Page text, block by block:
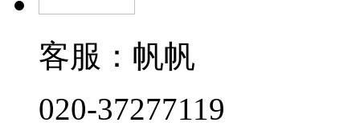
客服：帆帆
020-37277119